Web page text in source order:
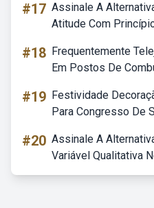
#17 Assinale A
Atitude Com
#18 Frequentemente
Em Postos De
#19 Festividade
Para Congresso De
#20 Assinale A
Variável Qualitativa